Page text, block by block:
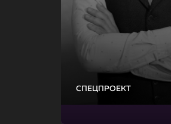
СПЕЦПРОЕКТ